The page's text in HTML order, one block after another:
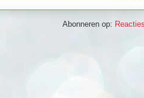
Abonneren op: